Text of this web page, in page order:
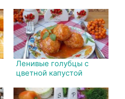
Ленивые голубцы с
цветной капустой